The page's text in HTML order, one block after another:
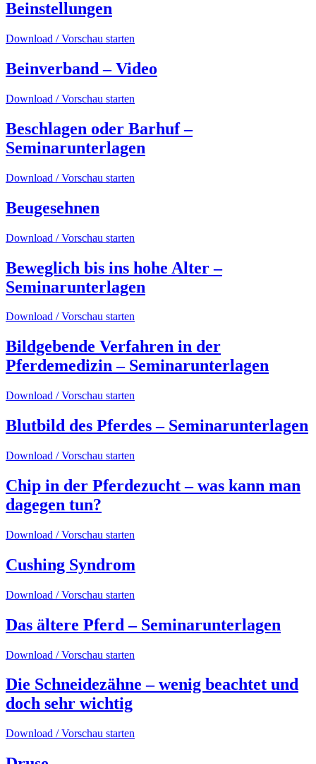
Beinstellungen
Download / Vorschau starten
Beinverband – Video
Download / Vorschau starten
Beschlagen oder Barhuf –
Seminarunterlagen
Download / Vorschau starten
Beugesehnen
Download / Vorschau starten
Beweglich bis ins hohe Alter –
Seminarunterlagen
Download / Vorschau starten
Bildgebende Verfahren in der
Pferdemedizin – Seminarunterlagen
Download / Vorschau starten
Blutbild des Pferdes – Seminarunterlagen
Download / Vorschau starten
Chip in der Pferdezucht – was kann man
dagegen tun?
Download / Vorschau starten
Cushing Syndrom
Download / Vorschau starten
Das ältere Pferd – Seminarunterlagen
Download / Vorschau starten
Die Schneidezähne – wenig beachtet und
doch sehr wichtig
Download / Vorschau starten